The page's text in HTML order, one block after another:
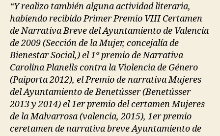
“Y realizo también alguna actividad literaria,
habiendo recibido Primer Premio VIII Certamen
de Narrativa Breve del Ayuntamiento de Valencia
de 2009 (Sección de la Mujer, concejalía de
Bienestar Social,) el 1º premio de Narrativa
Carolina Planells contra la Violencia de Género
(Paiporta 2012), el Premio de narrativa Mujeres
del Ayuntamiento de Benetússer (Benetússer
2013 y 2014) el 1er premio del certamen Mujeres
de la Malvarrosa (valencia, 2015), 1er premio
ceretamen de narrativa breve Ayuntamiento de